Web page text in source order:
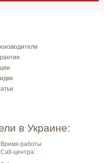
в Украине:
Время работы
Call-центра: